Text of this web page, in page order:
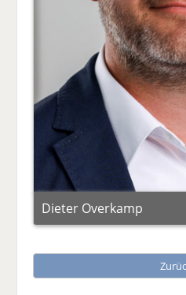
Dieter Overkamp